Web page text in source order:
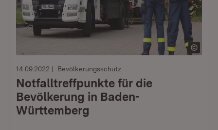
14.09.2022 Bevölkerungsschutz
Notfalltreffpunkte für die
Bevölkerung in Baden-
Württemberg